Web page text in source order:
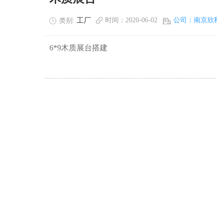
类别: 工厂 时间：2020-06-02 公司：南京欣
6*9木质展台搭建